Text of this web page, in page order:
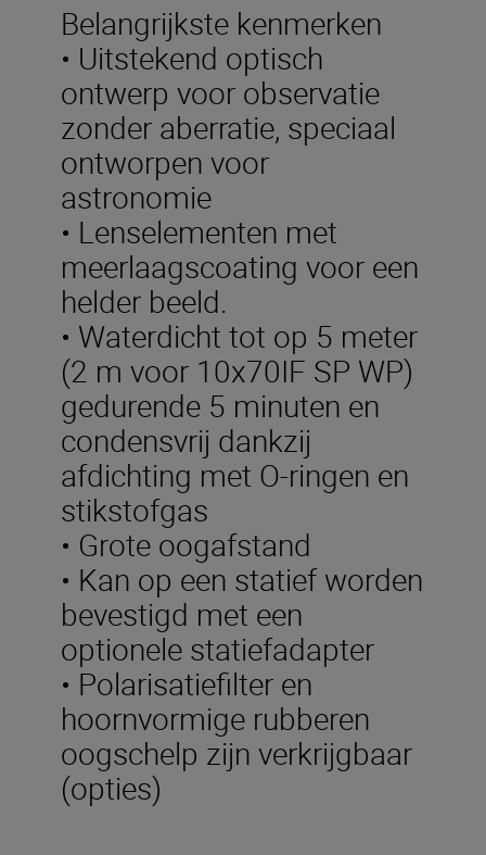
Belangrijkste kenmerken
• Uitstekend optisch
ontwerp voor observatie
zonder aberratie, speciaal
ontworpen voor
astronomie
• Lenselementen met
meerlaagscoating voor een
helder beeld.
• Waterdicht tot op 5 meter
(2 m voor 10x70IF SP WP)
gedurende 5 minuten en
condensvrij dankzij
afdichting met O-ringen en
stikstofgas
• Grote oogafstand
• Kan op een statief worden
bevestigd met een
optionele statiefadapter
• Polarisatiefilter en
hoornvormige rubberen
oogschelp zijn verkrijgbaar
(opties)